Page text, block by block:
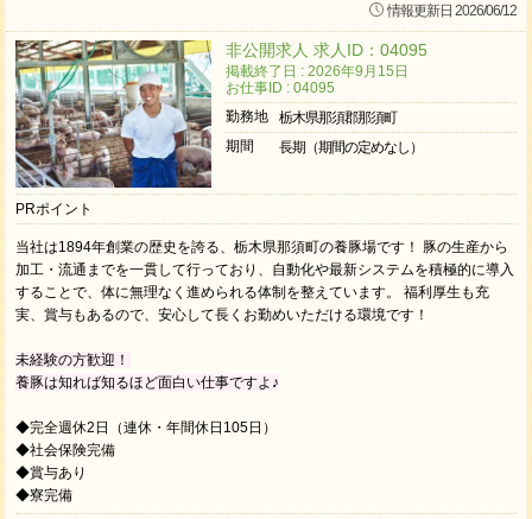
情報更新日 2026/06/12
非公開求人 求人ID：04095
掲載終了日 : 2026年9月15日
お仕事ID : 04095
勤務地
栃木県那須郡那須町
期間
長期（期間の定めなし）
PRポイント
当社は1894年創業の歴史を誇る、栃木県那須町の養豚場です！ 豚の生産から
加工・流通までを一貫して行っており、自動化や最新システムを積極的に導入
することで、体に無理なく進められる体制を整えています。 福利厚生も充
実、賞与もあるので、安心して長くお勤めいただける環境です！
未経験の方歓迎！
養豚は知れば知るほど面白い仕事ですよ♪
◆完全週休2日（連休・年間休日105日）
◆社会保険完備
◆賞与あり
◆寮完備